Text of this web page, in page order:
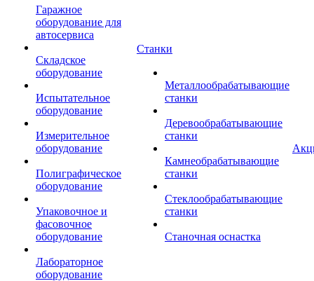
Гаражное
оборудование для
автосервиса
Складское
оборудование
Испытательное
оборудование
Измерительное
оборудование
Полиграфическое
оборудование
Упаковочное и
фасовочное
оборудование
Лабораторное
оборудование
Станки
Металлообрабатывающие
станки
Деревообрабатывающие
станки
Камнеобрабатывающие
станки
Стеклообрабатывающие
станки
Станочная оснастка